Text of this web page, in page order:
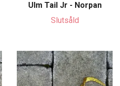
Ulm Tail Jr - Norpan
Slutsåld